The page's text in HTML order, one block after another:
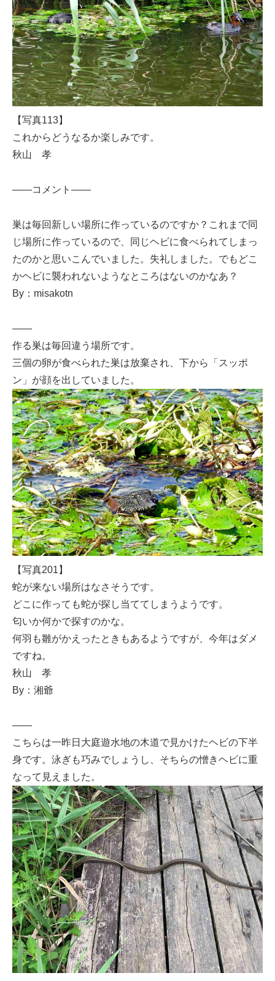
【写真113】
これからどうなるか楽しみです。
秋山 孝
——コメント——
巣は毎回新しい場所に作っているのですか？これまで同
じ場所に作っているので、同じヘビに食べられてしまっ
たのかと思いこんでいました。失礼しました。でもどこ
かヘビに襲われないようなところはないのかなあ？
By：misakotn
——
作る巣は毎回違う場所です。
三個の卵が食べられた巣は放棄され、下から「スッポ
ン」が顔を出していました。
【写真201】
蛇が来ない場所はなさそうです。
どこに作っても蛇が探し当ててしまうようです。
匂いか何かで探すのかな。
何羽も雛がかえったときもあるようですが、今年はダメ
ですね。
秋山 孝
By：湘爺
——
こちらは一昨日大庭遊水地の木道で見かけたヘビの下半
身です。泳ぎも巧みでしょうし、そちらの憎きヘビに重
なって見えました。